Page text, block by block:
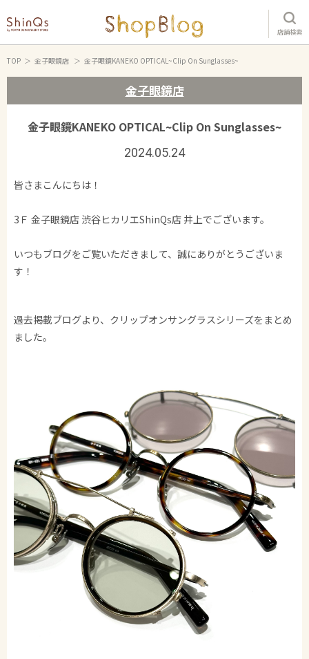
店舗検索
TOP 金子眼鏡店 金子眼鏡KANEKO OPTICAL~Clip On Sunglasses~
金子眼鏡店
金子眼鏡KANEKO OPTICAL~Clip On Sunglasses~
2024.05.24
皆さまこんにちは！
3Ｆ 金子眼鏡店 渋谷ヒカリエShinQs店 井上でございます。
いつもブログをご覧いただきまして、誠にありがとうございま
す！
過去掲載ブログより、クリップオンサングラスシリーズをまとめ
ました。